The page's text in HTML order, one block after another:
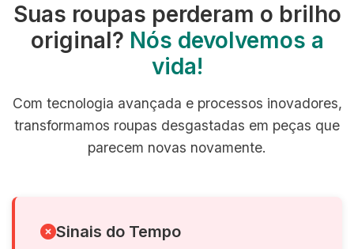
Suas roupas perderam o brilho
original? Nós devolvemos a
vida!
Com tecnologia avançada e processos inovadores,
transformamos roupas desgastadas em peças que
parecem novas novamente.
Sinais do Tempo